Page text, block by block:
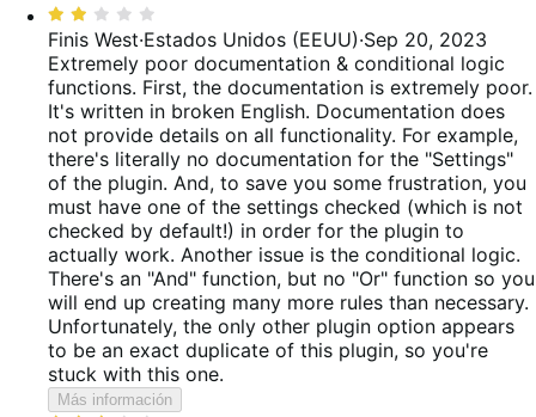
valoraciones
valoraciones
0 %
valoraciones
Valoración:
2
de
5
Finis West·Estados Unidos (EEUU)·Sep 20, 2023
Extremely poor documentation & conditional logic
functions. First, the documentation is extremely poor.
It's written in broken English. Documentation does
not provide details on all functionality. For example,
there's literally no documentation for the "Settings"
of the plugin. And, to save you some frustration, you
must have one of the settings checked (which is not
checked by default!) in order for the plugin to
actually work. Another issue is the conditional logic.
There's an "And" function, but no "Or" function so you
will end up creating many more rules than necessary.
Unfortunately, the only other plugin option appears
to be an exact duplicate of this plugin, so you're
stuck with this one.
Más información